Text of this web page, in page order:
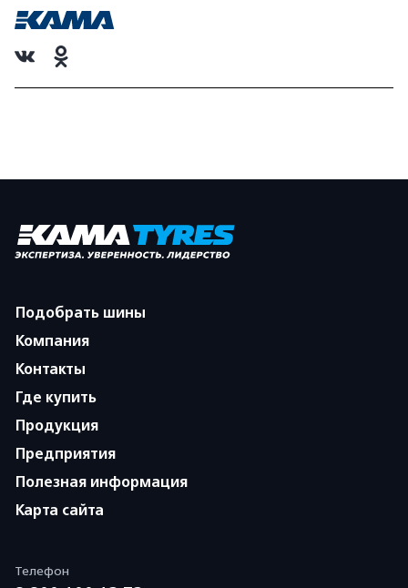
Подобрать шины
Компания
Контакты
Где купить
Продукция
Предприятия
Полезная информация
Карта сайта
Телефон